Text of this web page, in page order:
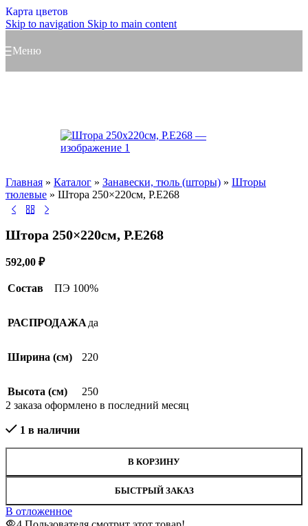
Карта цветов
Skip to navigation Skip to main content
Меню
Главная » Каталог » Занавески, тюль (шторы) » Шторы
тюлевые » Штора 250×220см, Р.Е268
Штора 250×220см, Р.Е268
592,00 ₽
Состав ПЭ 100%
РАСПРОДАЖА да
Ширина (см) 220
Высота (см)
250
2 заказа оформлено в последний месяц
1 в наличии
В КОРЗИНУ
БЫСТРЫЙ ЗАКАЗ
В отложенное